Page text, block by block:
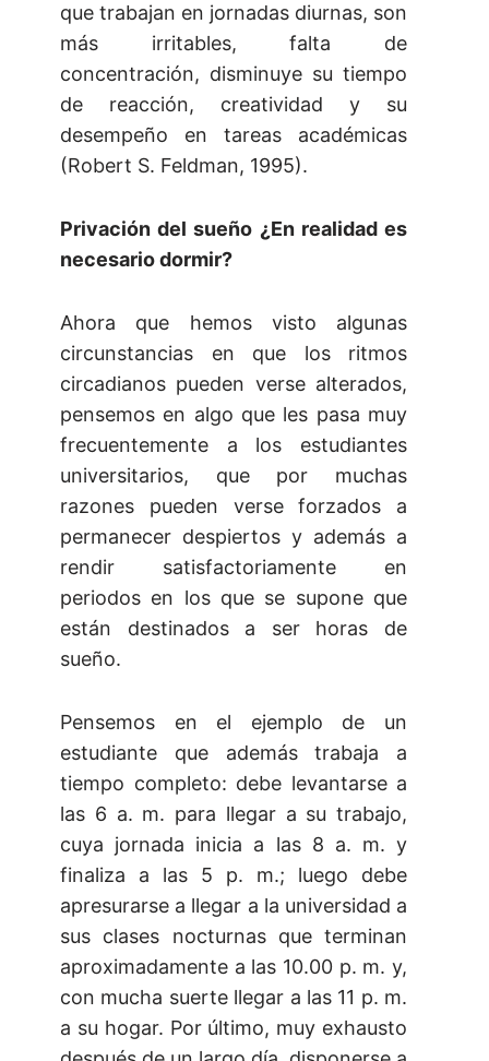
que trabajan en jornadas diurnas, son
más irritables, falta de
concentración, disminuye su tiempo
de reacción, creatividad y su
desempeño en tareas académicas
(Robert S. Feldman, 1995).
Privación del sueño ¿En realidad es
necesario dormir?
Ahora que hemos visto algunas
circunstancias en que los ritmos
circadianos pueden verse alterados,
pensemos en algo que les pasa muy
frecuentemente a los estudiantes
universitarios, que por muchas
razones pueden verse forzados a
permanecer despiertos y además a
rendir satisfactoriamente en
periodos en los que se supone que
están destinados a ser horas de
sueño.
Pensemos en el ejemplo de un
estudiante que además trabaja a
tiempo completo: debe levantarse a
las 6 a. m. para llegar a su trabajo,
cuya jornada inicia a las 8 a. m. y
finaliza a las 5 p. m.; luego debe
apresurarse a llegar a la universidad a
sus clases nocturnas que terminan
aproximadamente a las 10.00 p. m. y,
con mucha suerte llegar a las 11 p. m.
a su hogar. Por último, muy exhausto